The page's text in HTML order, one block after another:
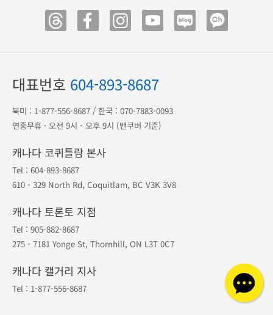
대표번호 604-893-8687
북미 : 1-877-556-8687 / 한국 : 070-7883-0093
연중무휴 · 오전 9시 - 오후 9시 (밴쿠버 기준)
캐나다 코퀴틀람 본사
Tel : 604-893-8687
610 - 329 North Rd, Coquitlam, BC V3K 3V8
캐나다 토론토 지점
Tel : 905-882-8687
275 - 7181 Yonge St, Thornhill, ON L3T 0C7
캐나다 캘거리 지사
Tel : 1-877-556-8687